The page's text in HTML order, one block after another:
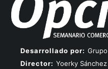
Desarrollado por:
Director: Yoerky Sánchez